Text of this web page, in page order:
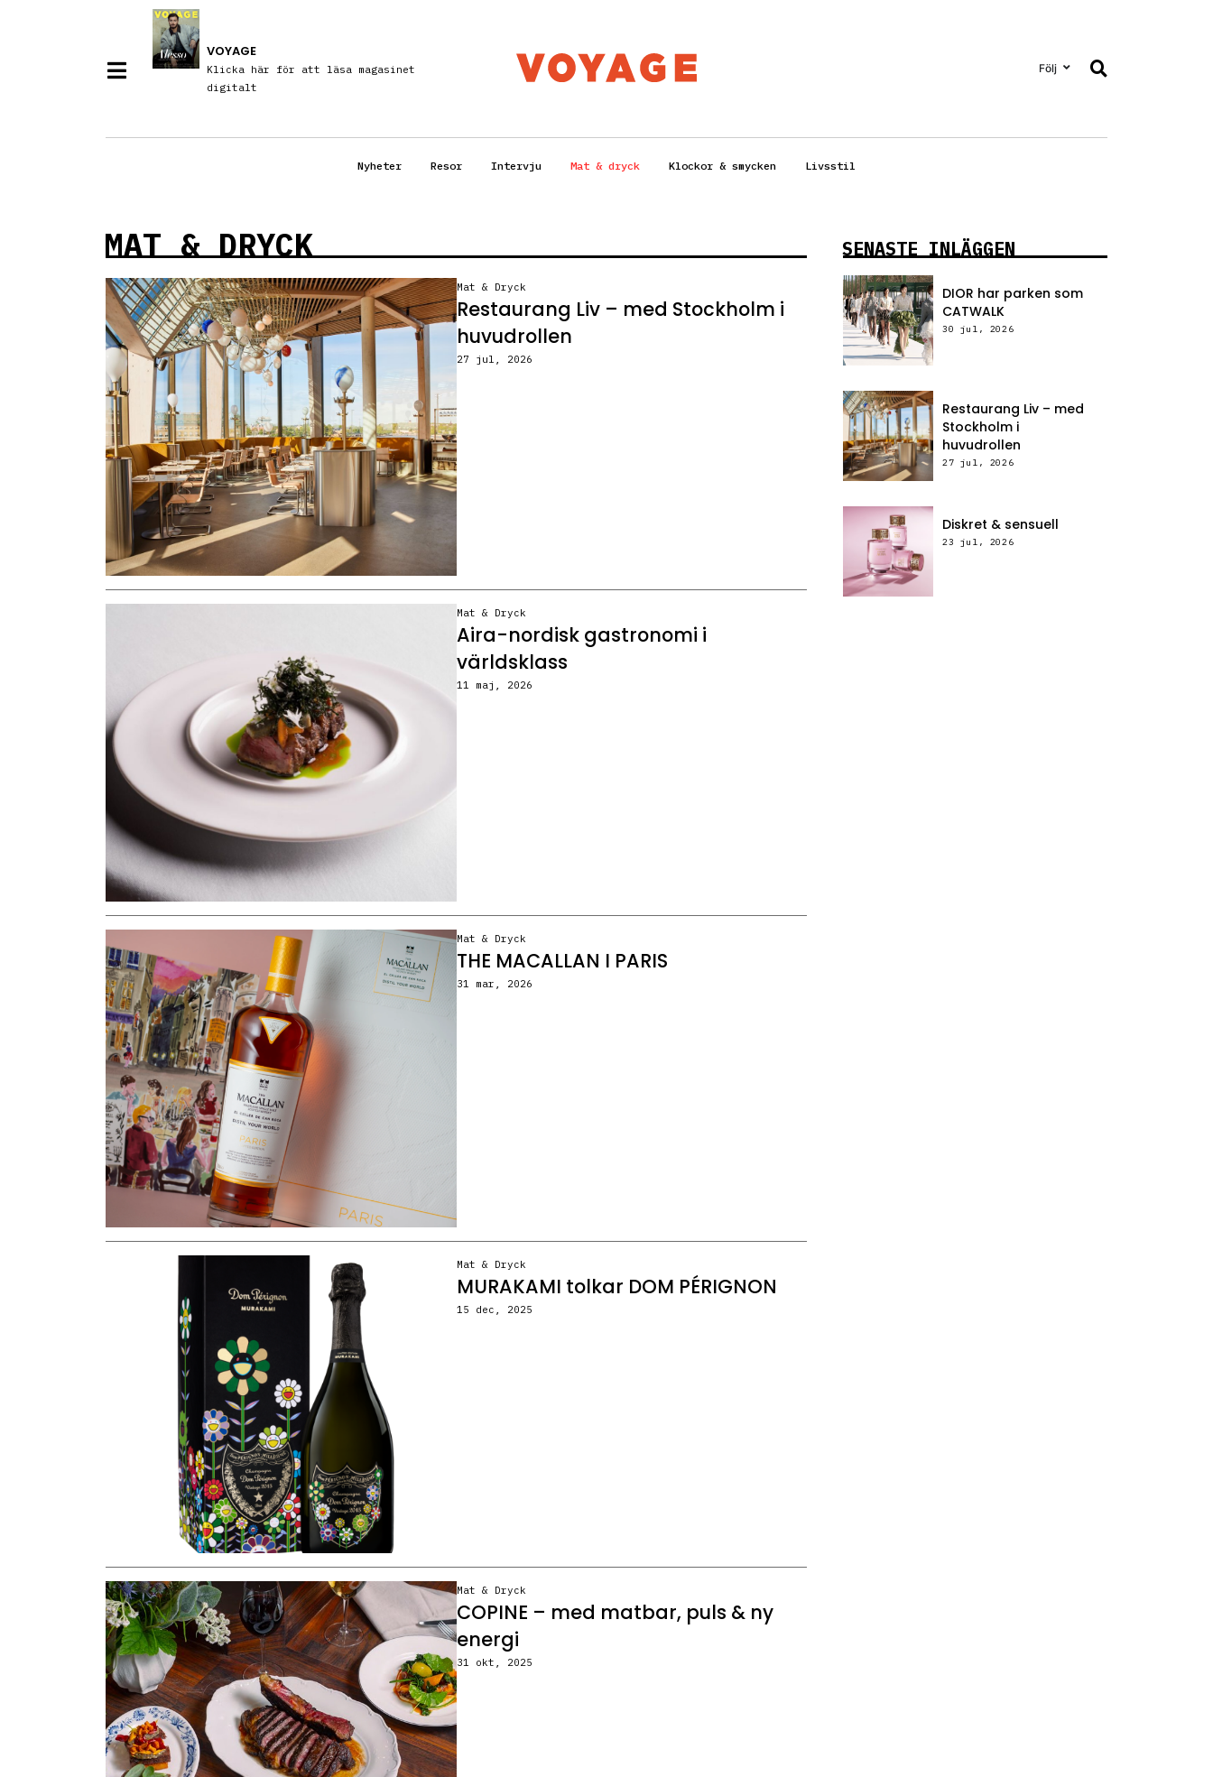
VOYAGE
Klicka här för att läsa magasinet
digitalt
Följ
Nyheter Resor Intervju Mat & dryck Klockor & smycken Livsstil
MAT & DRYCK
Mat & Dryck
Restaurang Liv – med Stockholm i
huvudrollen
27 jul, 2026
Mat & Dryck
Aira-nordisk gastronomi i
världsklass
11 maj, 2026
Mat & Dryck
THE MACALLAN I PARIS
31 mar, 2026
Mat & Dryck
MURAKAMI tolkar DOM PÉRIGNON
15 dec, 2025
Mat & Dryck
COPINE – med matbar, puls & ny
energi
31 okt, 2025
SENASTE INLÄGGEN
DIOR har parken som
CATWALK
30 jul, 2026
Restaurang Liv – med
Stockholm i
huvudrollen
27 jul, 2026
Diskret & sensuell
23 jul, 2026